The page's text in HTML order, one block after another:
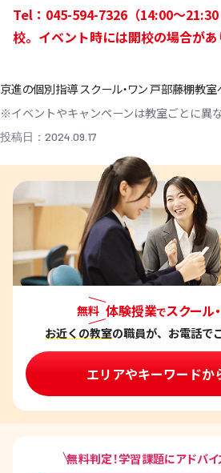
Tel：045-594-7326（14:00～
校。イベント時には開校の場合が
京進の個別指導 スクール・ワン 戸部藤棚教
※イベントやキャンペーンは教室ごとに異
投稿日：2024.09.17
無料 体験授業でスクール
お近くの教室の職員が、お電話で
エリアやキーワードか
無料判定！学習課題にアドバ